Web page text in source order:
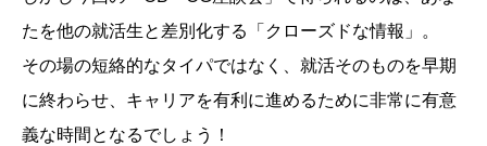
たを他の就活生と差別化する「クローズドな情報」。
その場の短絡的なタイパではなく、就活そのものを早期
に終わらせ、キャリアを有利に進めるために非常に有意
義な時間となるでしょう！